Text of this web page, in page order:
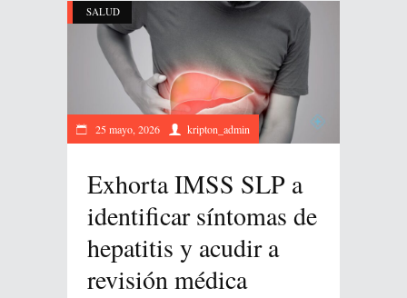
SALUD
25 mayo, 2026 kripton_admin
Exhorta IMSS SLP a
identificar síntomas de
hepatitis y acudir a
revisión médica